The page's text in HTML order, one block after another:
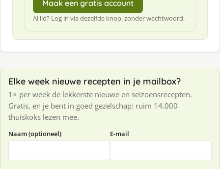
Maak een gratis account
Al lid? Log in via dezelfde knop, zonder wachtwoord.
Elke week nieuwe recepten in je mailbox?
1× per week de lekkerste nieuwe en seizoensrecepten.
Gratis, en je bent in goed gezelschap: ruim 14.000
thuiskoks lezen mee.
Naam (optioneel) E-mail